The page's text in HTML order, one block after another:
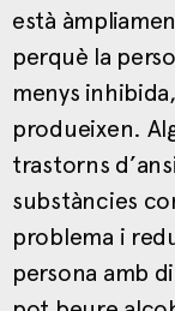
està
perquè la
menys
produeixen.
trastorns
substàncies
problema i
persona amb